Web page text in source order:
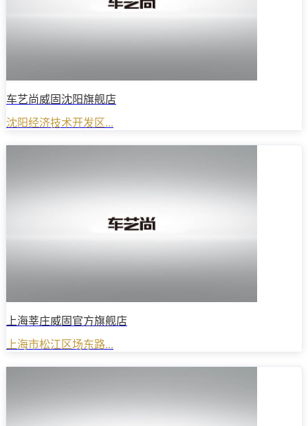
车艺尚威固沈阳旗舰店
沈阳经济技术开发区...
上海莘庄威固官方旗舰店
上海市松江区场东路...